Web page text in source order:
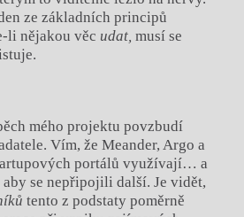
ze základních principů
li nějakou věc udat, musí se
mého projektu povzbudí
Vím, že Meander, Argo a
portálů využívají… a
se nepřipojili další. Je vidět,
tento z podstaty poměrně